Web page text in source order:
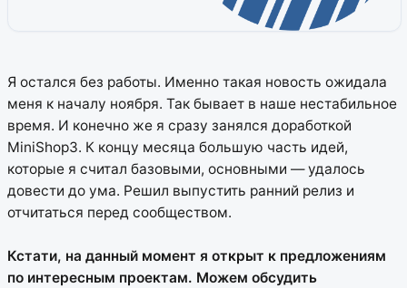
Я остался без работы. Именно такая новость ожидала
меня к началу ноября. Так бывает в наше нестабильное
время. И конечно же я сразу занялся доработкой
MiniShop3. К концу месяца большую часть идей,
которые я считал базовыми, основными — удалось
довести до ума. Решил выпустить ранний релиз и
отчитаться перед сообществом.
Кстати, на данный момент я открыт к предложениям
по интересным проектам. Можем обсудить